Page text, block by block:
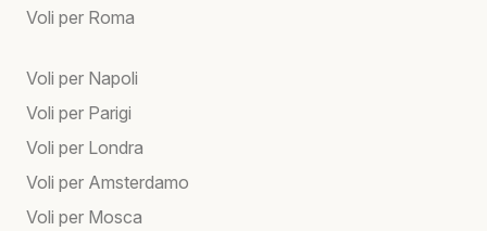
Voli per Roma
Voli per Napoli
Voli per Parigi
Voli per Londra
Voli per Amsterdamo
Voli per Mosca